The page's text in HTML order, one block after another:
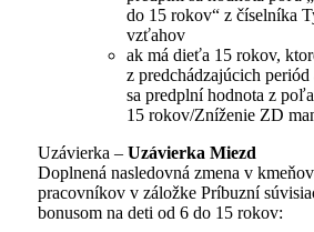
do 15 rokov“ z číselníka
vzťahov
ak má dieťa 15 rokov,
z predchádzajúcich
sa predplní hodnota z
15 rokov/Zníženie ZD
Uzávierka – Uzávierka Miezd
Doplnená nasledovná zmena v
pracovníkov v záložke Príbuzní
bonusom na deti od 6 do 15 rokov: